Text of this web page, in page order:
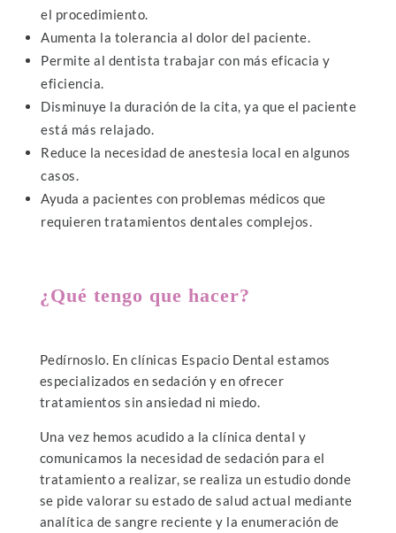
el procedimiento.
Aumenta la tolerancia al dolor del paciente.
Permite al dentista trabajar con más eficacia y
eficiencia.
Disminuye la duración de la cita, ya que el paciente
está más relajado.
Reduce la necesidad de anestesia local en algunos
casos.
Ayuda a pacientes con problemas médicos que
requieren tratamientos dentales complejos.
¿Qué tengo que hacer?
Pedírnoslo. En clínicas Espacio Dental estamos
especializados en sedación y en ofrecer
tratamientos sin ansiedad ni miedo.
Una vez hemos acudido a la clínica dental y
comunicamos la necesidad de sedación para el
tratamiento a realizar, se realiza un estudio donde
se pide valorar su estado de salud actual mediante
analítica de sangre reciente y la enumeración de